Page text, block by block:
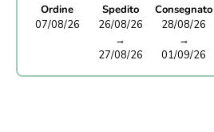
Ordine
07/08/26
Spedito
26/08/26
→
27/08/26
Consegnato
28/08/26
→
01/09/26